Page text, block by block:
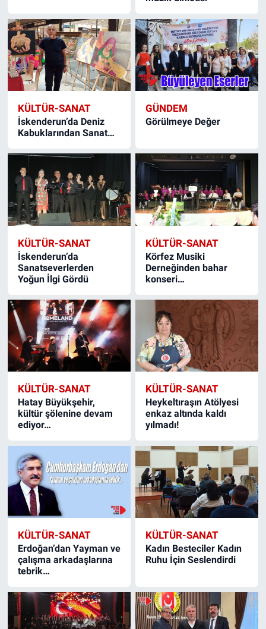
KÜLTÜR-SANAT
İskenderun’da Deniz
Kabuklarından Sanat…
GÜNDEM
Görülmeye Değer
KÜLTÜR-SANAT
İskenderun’da
Sanatseverlerden
Yoğun İlgi Gördü
KÜLTÜR-SANAT
Körfez Musiki
Derneğinden bahar
konseri…
KÜLTÜR-SANAT
Hatay Büyükşehir,
kültür şölenine devam
ediyor…
KÜLTÜR-SANAT
Heykeltıraşın Atölyesi
enkaz altında kaldı
yılmadı!
KÜLTÜR-SANAT
Erdoğan’dan Yayman ve
çalışma arkadaşlarına
tebrik…
KÜLTÜR-SANAT
Kadın Besteciler Kadın
Ruhu İçin Seslendirdi